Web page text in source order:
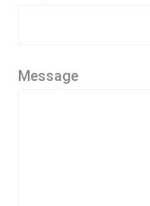
Message